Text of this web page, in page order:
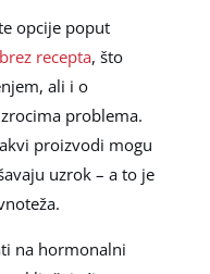
opcije poput
recepta, što
ali i o
problema.
proizvodi mogu
uzrok – a to je
na hormonalni